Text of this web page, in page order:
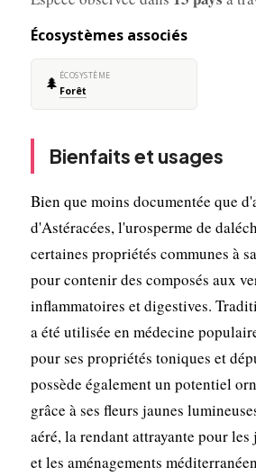
Écosystèmes associés
🌲 ÉCOSYSTÈME
Forêt
Bienfaits et usages
Bien que moins documentée que
d'Astéracées, l'urosperme de
certaines propriétés communes à
pour contenir des composés aux
inflammatoires et digestives.
a été utilisée en médecine
pour ses propriétés toniques et
possède également un potentiel
grâce à ses fleurs jaunes
aéré, la rendant attrayante pour
et les aménagements